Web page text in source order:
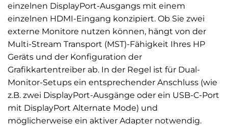
einzelnen DisplayPort-Ausgangs mit einem
einzelnen HDMI-Eingang konzipiert. Ob Sie zwei
externe Monitore nutzen können, hängt von der
Multi-Stream Transport (MST)-Fähigkeit Ihres HP
Geräts und der Konfiguration der
Grafikkartentreiber ab. In der Regel ist für Dual-
Monitor-Setups ein entsprechender Anschluss (wie
z.B. zwei DisplayPort-Ausgänge oder ein USB-C-Port
mit DisplayPort Alternate Mode) und
möglicherweise ein aktiver Adapter notwendig.